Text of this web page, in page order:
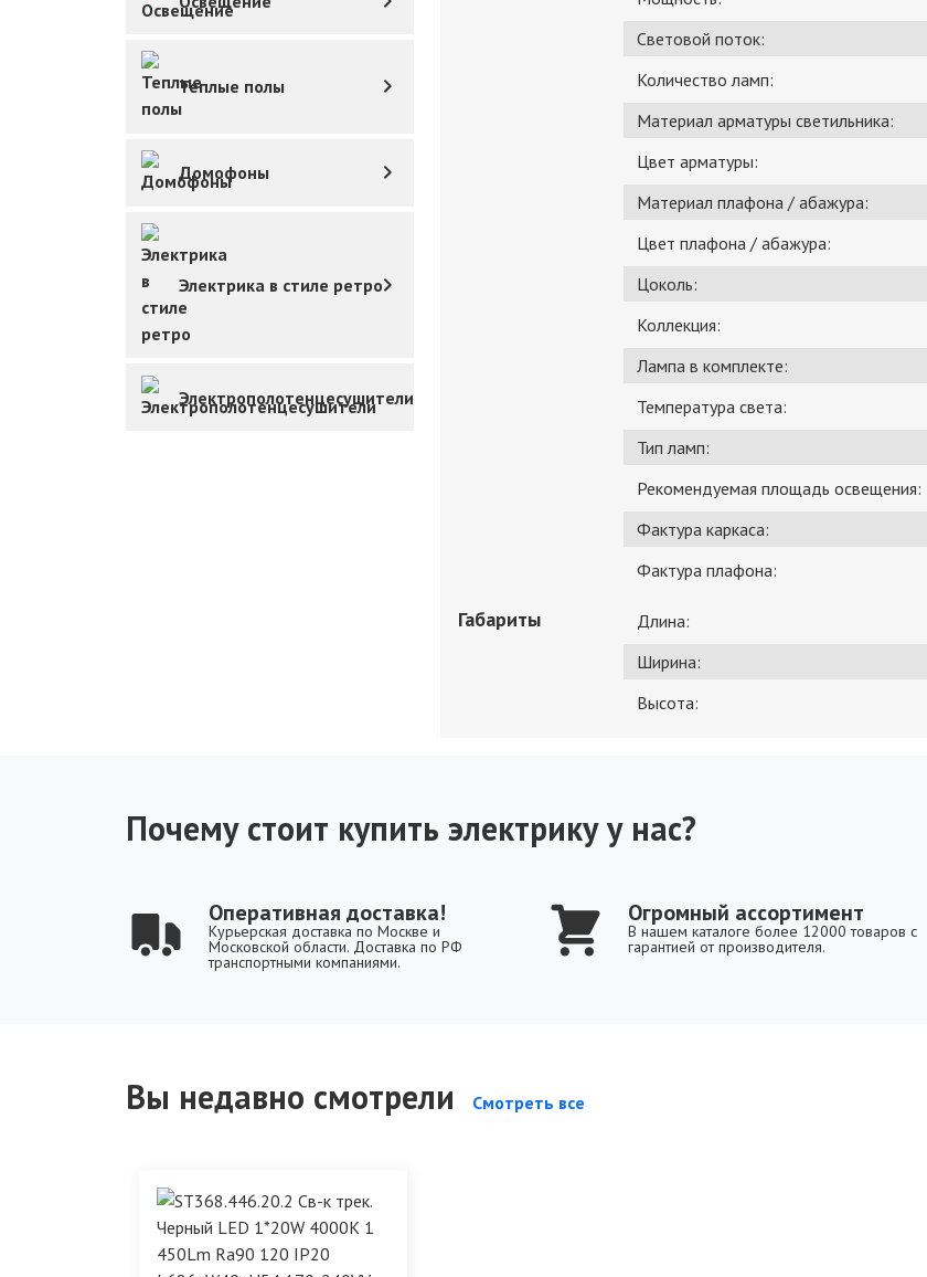
Теплые полы
Домофоны
Электрика в стиле ретро
Электрополотенцесушители
Световой поток:
Количество ламп:
Материал арматуры светильника:
Цвет арматуры:
Материал плафона / абажура:
Цвет плафона / абажура:
Цоколь:
Коллекция:
Лампа в комплекте:
Температура света:
Тип ламп:
Рекомендуемая площадь освещения:
Фактура каркаса:
Фактура плафона:
Габариты Длина:
Ширина:
Высота:
Почему стоит купить электрику у нас?
Оперативная доставка!
Курьерская доставка по Москве и
Московской области. Доставка по РФ
транспортными компаниями.
Огромный ассортимент
В нашем каталоге более 12000 товаров с
гарантией от производителя.
Вы недавно смотрели Смотреть все